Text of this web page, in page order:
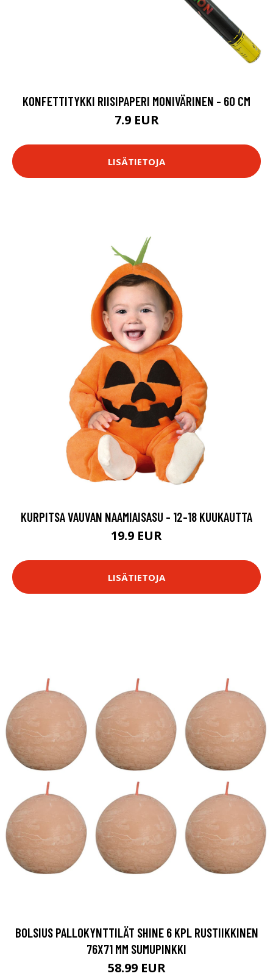
KONFETTITYKKI RIISIPAPERI MONIVÄRINEN - 60 CM
7.9 EUR
LISÄTIETOJA
KURPITSA VAUVAN NAAMIAISASU - 12-18 KUUKAUTTA
19.9 EUR
LISÄTIETOJA
BOLSIUS PALLOKYNTTILÄT SHINE 6 KPL RUSTIIKKINEN
76X71 MM SUMUPINKKI
58.99 EUR